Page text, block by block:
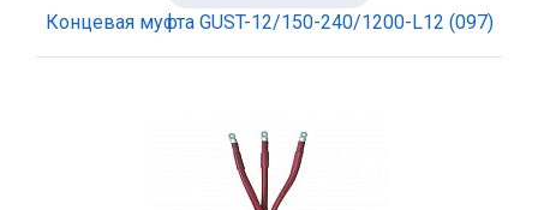
Концевая муфта GUST-12/150-240/1200-L12 (097)